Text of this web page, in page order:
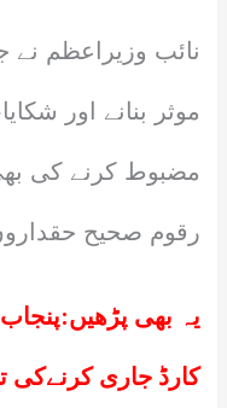
نائب وزیراعظم نے
موثر بنانے اور
مضبوط کرنے کی
رقوم صحیح
یہ بھی پڑھیں:
کارڈ جاری کرنےکی